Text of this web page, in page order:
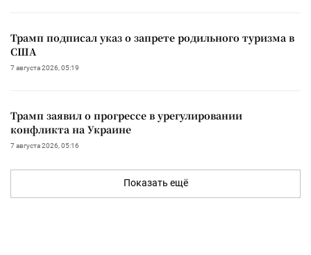
Трамп подписал указ о запрете родильного туризма в
США
7 августа 2026, 05:19
Трамп заявил о прогрессе в урегулировании
конфликта на Украине
7 августа 2026, 05:16
Показать ещё